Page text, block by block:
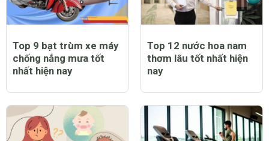
Top 9 bạt trùm xe máy
chống nắng mưa tốt
nhất hiện nay
Top 12 nước hoa nam
thơm lâu tốt nhất hiện
nay